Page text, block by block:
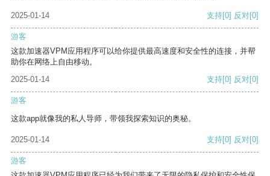
2025-01-14 支持[0] 反对[0]
游客
这款加速器VPM应用程序可以给你提供最高速度和安全性的连接，并帮
助你在网络上自由移动。
2025-01-14
支持[0] 反对[0]
游客
这款app就像我的私人导师，带领我探索知识的奥秘。
2025-01-14 支持[0] 反对[0]
游客